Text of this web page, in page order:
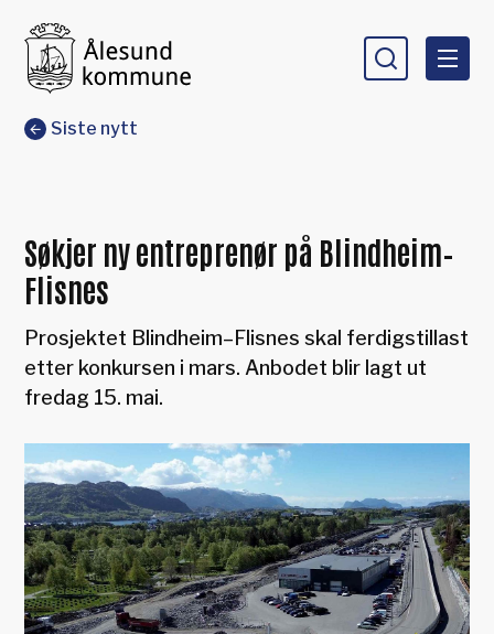
Du er her:
Siste nytt
Søkjer ny entreprenør på Blindheim–
Flisnes
Prosjektet Blindheim–Flisnes skal ferdigstillast
etter konkursen i mars. Anbodet blir lagt ut
fredag 15. mai.